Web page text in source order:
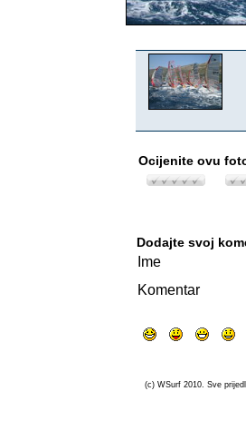
Ocijenite ovu
Dodajte svoj
Ime
Komentar
(c) WSurf 2010. Sve